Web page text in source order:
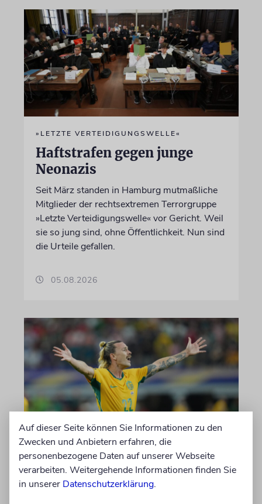
»LETZTE VERTEIDIGUNGSWELLE«
Haftstrafen gegen junge
Neonazis
Seit März standen in Hamburg mutmaßliche
Mitglieder der rechtsextremen Terrorgruppe
»Letzte Verteidigungswelle« vor Gericht. Weil
sie so jung sind, ohne Öffentlichkeit. Nun sind
die Urteile gefallen.
05.08.2026
NACH ANTISEMITISMUS-VORWÜRFEN
Umstrittener FC St. Pauli-
Kapitän Jackson Irvine
wechselt nach Japan
Auf dieser Seite können Sie Informationen zu den
Zwecken und Anbietern erfahren, die
personenbezogene Daten auf unserer Webseite
verarbeiten. Weitergehende Informationen finden Sie
in unserer Datenschutzerklärung.